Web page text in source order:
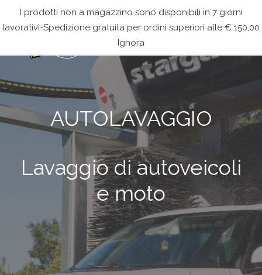
AUTOLAVAGGIO
Lavaggio di autoveicoli
e moto
I prodotti non a magazzino sono disponibili in 7 giorni
lavorativi-Spedizione gratuita per ordini superiori alle € 150,00
Ignora